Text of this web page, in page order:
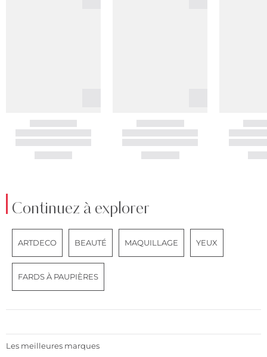
Continuez à explorer
ARTDECO BEAUTÉ MAQUILLAGE YEUX
FARDS À PAUPIÈRES
Les meilleures marques